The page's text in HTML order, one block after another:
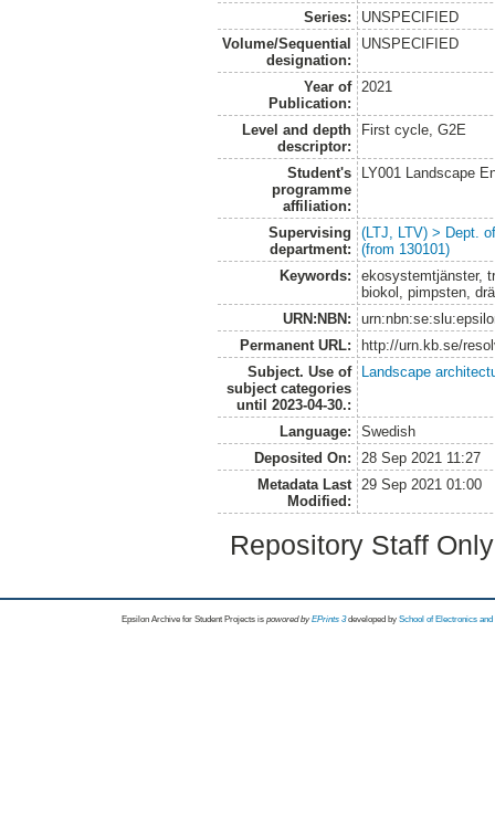
Series:
UNSPECIFIED
Volume/Sequential
designation:
UNSPECIFIED
Year of
Publication:
2021
Level and depth
descriptor:
First cycle, G2E
Student's
programme
affiliation:
LY001 Landscape
Supervising
department:
(LTJ, LTV) > Dept.
(from 130101)
Keywords:
ekosystemtjänster,
biokol, pimpsten,
URN:NBN:
Permanent URL:
http://urn.kb.se/
Subject. Use of
subject categories
until 2023-04-30.:
Landscape
Language:
Swedish
Deposited On:
28 Sep 2021 11:27
Metadata Last
Modified:
29 Sep 2021 01:00
Repository Staff
Epsilon Archive for Student Projects is powored byEPrints 3 developed by School of Electronics